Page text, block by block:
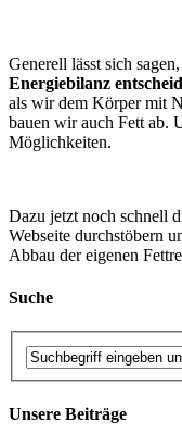
Generell lässt sich
Energiebilanz
als wir dem Körper mit
bauen wir auch Fett ab.
Möglichkeiten.
Dazu jetzt noch schnell
Webseite durchstöbern
Abbau der eigenen
Suche
Unsere Beiträge